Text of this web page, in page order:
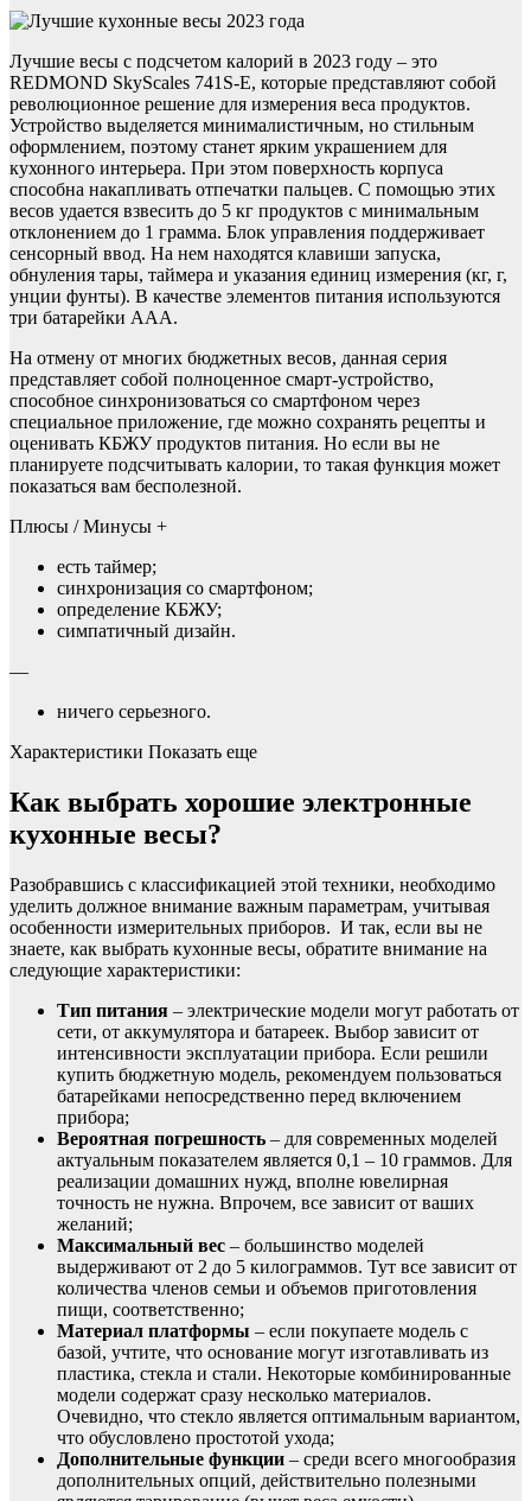
Лучшие весы с подсчетом калорий в 2023 году – это
REDMOND SkyScales 741S-E, которые представляют собой
революционное решение для измерения веса продуктов.
Устройство выделяется минималистичным, но стильным
оформлением, поэтому станет ярким украшением для
кухонного интерьера. При этом поверхность корпуса
способна накапливать отпечатки пальцев. С помощью этих
весов удается взвесить до 5 кг продуктов с минимальным
отклонением до 1 грамма. Блок управления поддерживает
сенсорный ввод. На нем находятся клавиши запуска,
обнуления тары, таймера и указания единиц измерения (кг, г,
унции фунты). В качестве элементов питания используются
три батарейки ААА.
На отмену от многих бюджетных весов, данная серия
представляет собой полноценное смарт-устройство,
способное синхронизоваться со смартфоном через
специальное приложение, где можно сохранять рецепты и
оценивать КБЖУ продуктов питания. Но если вы не
планируете подсчитывать калории, то такая функция может
показаться вам бесполезной.
Плюсы / Минусы +
есть таймер;
синхронизация со смартфоном;
определение КБЖУ;
симпатичный дизайн.
—
ничего серьезного.
Характеристики Показать еще
Как выбрать хорошие электронные
кухонные весы?
Разобравшись с классификацией этой техники, необходимо
уделить должное внимание важным параметрам, учитывая
особенности измерительных приборов. И так, если вы не
знаете, как выбрать кухонные весы, обратите внимание на
следующие характеристики:
Тип питания – электрические модели могут работать от
сети, от аккумулятора и батареек. Выбор зависит от
интенсивности эксплуатации прибора. Если решили
купить бюджетную модель, рекомендуем пользоваться
батарейками непосредственно перед включением
прибора;
Вероятная погрешность – для современных моделей
актуальным показателем является 0,1 – 10 граммов. Для
реализации домашних нужд, вполне ювелирная
точность не нужна. Впрочем, все зависит от ваших
желаний;
Максимальный вес – большинство моделей
выдерживают от 2 до 5 килограммов. Тут все зависит от
количества членов семьи и объемов приготовления
пищи, соответственно;
Материал платформы – если покупаете модель с
базой, учтите, что основание могут изготавливать из
пластика, стекла и стали. Некоторые комбинированные
модели содержат сразу несколько материалов.
Очевидно, что стекло является оптимальным вариантом,
что обусловлено простотой ухода;
Дополнительные функции – среди всего многообразия
дополнительных опций, действительно полезными